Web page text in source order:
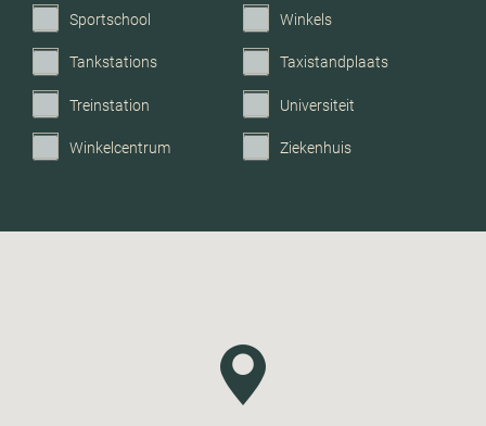
Sportschool Winkels
Tankstations Taxistandplaats
Treinstation Universiteit
Winkelcentrum Ziekenhuis